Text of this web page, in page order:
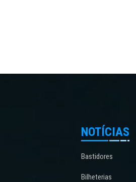
NOTÍCIAS
Bastidores
Bilheterias